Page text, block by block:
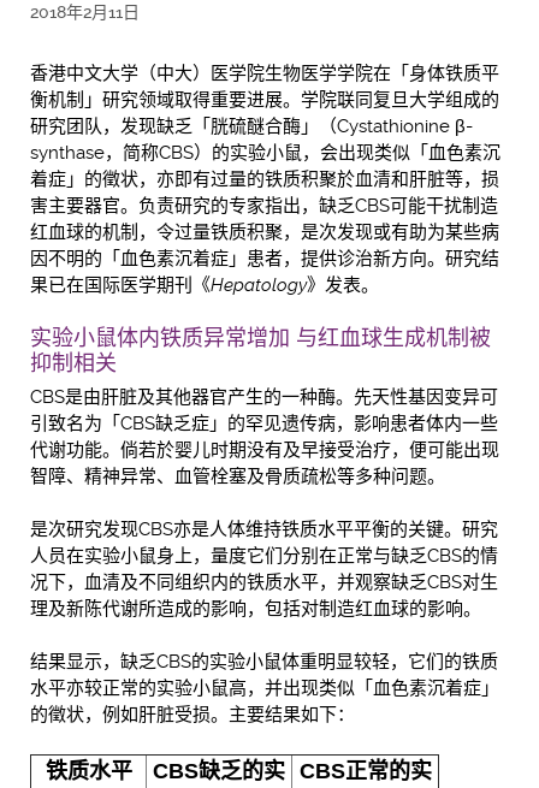
2018年2月11日
香港中文大学（中大）医学院生物医学学院在「身体铁质平
衡机制」研究领域取得重要进展。学院联同复旦大学组成的
研究团队，发现缺乏「胱硫醚合酶」（Cystathionine β-
synthase，简称CBS）的实验小鼠，会出现类似「血色素沉
着症」的徵状，亦即有过量的铁质积聚於血清和肝脏等，损
害主要器官。负责研究的专家指出，缺乏CBS可能干扰制造
红血球的机制，令过量铁质积聚，是次发现或有助为某些病
因不明的「血色素沉着症」患者，提供诊治新方向。研究结
果已在国际医学期刊《Hepatology》发表。
实验小鼠体内铁质异常增加 与红血球生成机制被
抑制相关
CBS是由肝脏及其他器官产生的一种酶。先天性基因变异可
引致名为「CBS缺乏症」的罕见遗传病，影响患者体内一些
代谢功能。倘若於婴儿时期没有及早接受治疗，便可能出现
智障、精神异常、血管栓塞及骨质疏松等多种问题。
是次研究发现CBS亦是人体维持铁质水平平衡的关键。研究
人员在实验小鼠身上，量度它们分别在正常与缺乏CBS的情
况下，血清及不同组织内的铁质水平，并观察缺乏CBS对生
理及新陈代谢所造成的影响，包括对制造红血球的影响。
结果显示，缺乏CBS的实验小鼠体重明显较轻，它们的铁质
水平亦较正常的实验小鼠高，并出现类似「血色素沉着症」
的徵状，例如肝脏受损。主要结果如下：
铁质水平 CBS缺乏的实 CBS正常的实